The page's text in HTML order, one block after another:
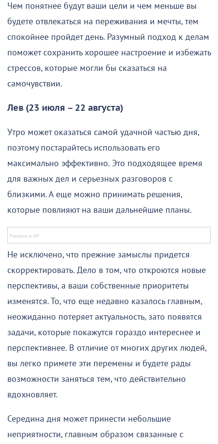
Чем понятнее будут ваши цели и чем меньше вы
будете отвлекаться на переживания и мечты, тем
спокойнее пройдет день. Разумный подход к делам
поможет сохранить хорошее настроение и избежать
стрессов, которые могли бы сказаться на
самочувствии.
Лев (23 июля – 22 августа)
Утро может оказаться самой удачной частью дня,
поэтому постарайтесь использовать его
максимально эффективно. Это подходящее время
для важных дел и серьезных разговоров с
близкими. А еще можно принимать решения,
которые повлияют на ваши дальнейшие планы.
Не исключено, что прежние замыслы придется
скорректировать. Дело в том, что откроются новые
перспективы, а ваши собственные приоритеты
изменятся. То, что еще недавно казалось главным,
неожиданно потеряет актуальность, зато появятся
задачи, которые покажутся гораздо интереснее и
перспективнее. В отличие от многих других людей,
вы легко примете эти перемены и будете рады
возможности заняться тем, что действительно
вдохновляет.
Середина дня может принести небольшие
неприятности, главным образом связанные с